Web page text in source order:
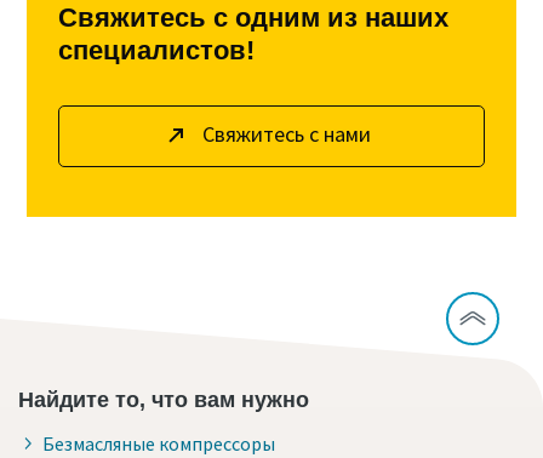
Свяжитесь с одним из наших
специалистов!
Свяжитесь с нами
Найдите то, что вам нужно
Безмасляные компрессоры